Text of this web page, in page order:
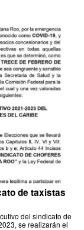
de taxistas
del sindicato de
se realizarán el